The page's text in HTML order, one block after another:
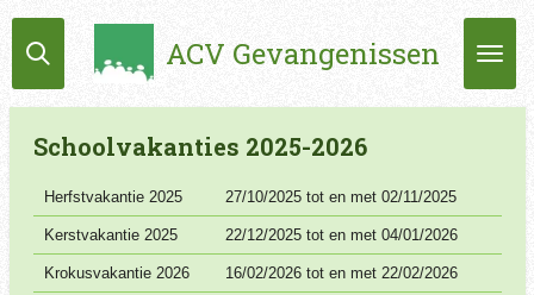
Ga
direct
de
hoofdinhoud
ACV Gevangenissen
Schoolvakanties 2025-2026
Herfstvakantie 2025 27/10/2025 tot en met 02/11/2025
Kerstvakantie 2025 22/12/2025 tot en met 04/01/2026
Krokusvakantie 2026 16/02/2026 tot en met 22/02/2026